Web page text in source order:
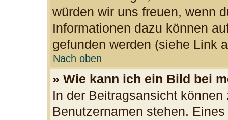
würden wir uns freuen, wenn
Informationen dazu können
gefunden werden (siehe Link
Nach oben
» Wie kann ich ein Bild bei
In der Beitragsansicht
Benutzernamen stehen.